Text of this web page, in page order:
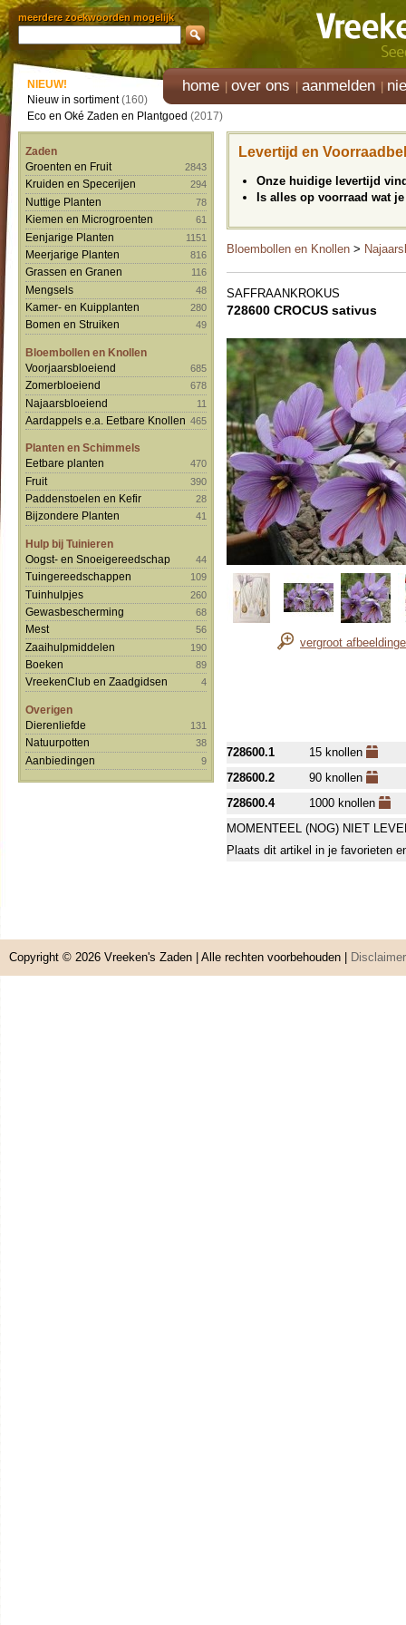
meerdere zoekwoorden mogelijk
home over ons aanmelden
NIEUW!
Nieuw in sortiment(160)
Eco en Oké Zaden en Plantgoed (2017)
Zaden
Groenten en Fruit
2843
Kruiden en Specerijen 294
Nuttige Planten 78
Kiemen en Microgroenten 61
Eenjarige Planten 1151
Meerjarige Planten 816
Grassen en Granen 116
Mengsels 48
Kamer- en Kuipplanten 280
Bomen en Struiken 49
Bloembollen en Knollen
Voorjaarsbloeiend
685
Zomerbloeiend 678
Najaarsbloeiend 11
Aardappels e.a. Eetbare Knollen 465
Planten en Schimmels
Eetbare planten
470
Fruit 390
Paddenstoelen en Kefir 28
Bijzondere Planten 41
Hulp bij Tuinieren
Oogst- en Snoeigereedschap
44
Tuingereedschappen 109
Tuinhulpjes 260
Gewasbescherming 68
Mest 56
Zaaihulpmiddelen 190
Boeken 89
VreekenClub en Zaadgidsen 4
Overigen
Dierenliefde
131
Natuurpotten 38
Aanbiedingen 9
Levertijd en
Onze huidige levertijd
Is alles op voorraad wat
Bloembollen en Knollen >
SAFFRAANKROKUS
728600 CROCUS sativus
vergroot
728600.1
15 knollen
728600.2
90 knollen
728600.4
1000 knollen
MOMENTEEL (NOG) NIET
Plaats dit artikel in je favorieten
Copyright © 2026 Vreeken's Zaden | Alle rechten voorbehouden | Disclaimer